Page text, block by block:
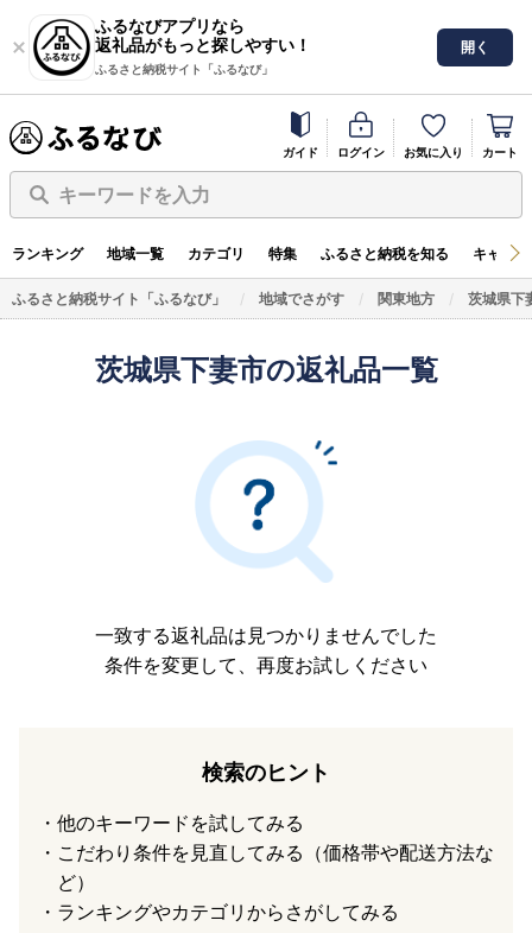
ふるなびアプリなら
返礼品がもっと探しやすい！
ふるさと納税サイト「ふるなび」
開く
ガイド ログイン お気に入り カート
キーワードを入力
ランキング 地域一覧 カテゴリ 特集 ふるさと納税を知る キャン
ふるさと納税サイト「ふるなび」 地域でさがす 関東地方 茨城県下
茨城県下妻市の返礼品一覧
一致する返礼品は見つかりませんでした
条件を変更して、再度お試しください
検索のヒント
他のキーワードを試してみる
こだわり条件を見直してみる（価格帯や配送方法な
ど）
ランキングやカテゴリからさがしてみる